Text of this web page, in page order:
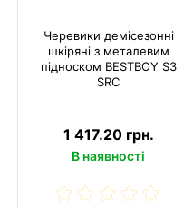
Черевики демісезонні
шкіряні з металевим
підноском BESTBOY S3
SRC
1 417.20 грн.
В наявності